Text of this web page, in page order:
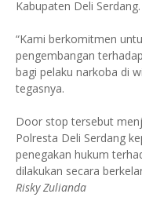
Kabupaten Deli Serdang.
“Kami berkomitmen
pengembangan
bagi pelaku narkoba di
tegasnya.
Door stop tersebut
Polresta Deli Serdang
penegakan hukum
dilakukan secara
Risky Zulianda